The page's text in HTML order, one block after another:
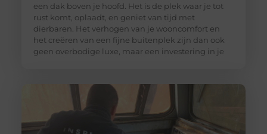
een dak boven je hoofd. Het is de plek waar je tot
rust komt, oplaadt, en geniet van tijd met
dierbaren. Het verhogen van je wooncomfort en
het creëren van een fijne buitenplek zijn dan ook
geen overbodige luxe, maar een investering in je